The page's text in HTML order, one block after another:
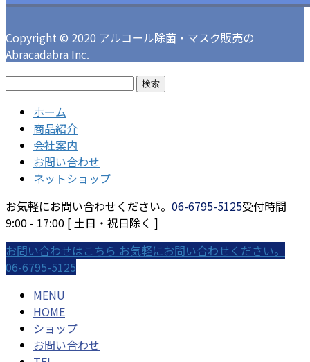
Copyright © 2020 アルコール除菌・マスク販売の
Abracadabra Inc.
検
ホーム
商品紹介
会社案内
お問い合わせ
ネットショップ
お気軽にお問い合わせください。 06-6795-5125受付時間
9:00 - 17:00 [ 土日・祝日除く ]
お問い合わせはこちら お気軽にお問い合わせください。
06-6795-5125
MENU
HOME
ショップ
お問い合わせ